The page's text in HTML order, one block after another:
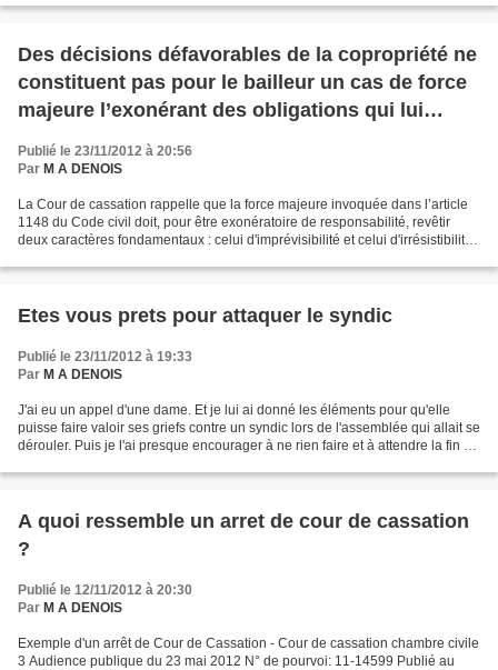
Des décisions défavorables de la copropriété ne
constituent pas pour le bailleur un cas de force
majeure l’exonérant des obligations qui lui
incombent
Publié le 23/11/2012 à 20:56
Par M A DENOIS
La Cour de cassation rappelle que la force majeure invoquée dans l’article
1148 du Code civil doit, pour être exonératoire de responsabilité, revêtir
deux caractères fondamentaux : celui d'imprévisibilité et celui d'irrésistibilité
Etes vous prets pour attaquer le syndic
Publié le 23/11/2012 à 19:33
Par M A DENOIS
J'ai eu un appel d'une dame. Et je lui ai donné les éléments pour qu'elle
puisse faire valoir ses griefs contre un syndic lors de l'assemblée qui allait se
dérouler. Puis je l'ai presque encourager à ne rien faire et à attendre la fin du
A quoi ressemble un arret de cour de cassation
?
Publié le 12/11/2012 à 20:30
Par M A DENOIS
Exemple d'un arrêt de Cour de Cassation - Cour de cassation chambre civile
3 Audience publique du 23 mai 2012 N° de pourvoi: 11-14599 Publié au